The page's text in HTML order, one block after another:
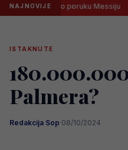
NAJNOVIJE
poslao poruku Messiju
ISTAKNUTE
Palmera?
Redakcija Sop·08/10/2024